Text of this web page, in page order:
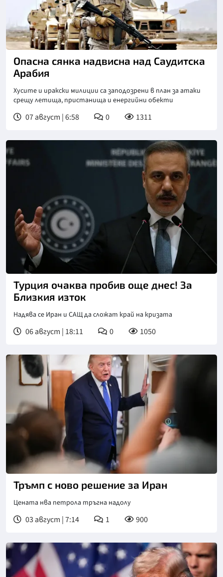
Опасна сянка надвисна над Саудитска
Арабия
Хусите и иракски милиции са заподозрени в план за атаки
срещу летища, пристанища и енергийни обекти
07 август | 6:58 0 1311
Снимка: БТА
Турция очаква пробив още днес! За
Близкия изток
Надява се Иран и САЩ да сложат край на кризата
06 август | 18:11 0 1050
Тръмп с ново решение за Иран
Цената нва петрола тръгна надолу
03 август | 7:14 1 900